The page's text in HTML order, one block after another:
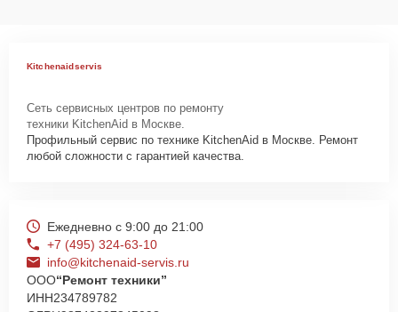
Kitchenaidservis
Сеть сервисных центров по ремонту
техники KitchenAid в Москве.
Профильный сервис по технике KitchenAid в Москве. Ремонт
любой сложности с гарантией качества.
Ежедневно с 9:00 до 21:00
+7 (495) 324-63-10
info@kitchenaid-servis.ru
ООО“Ремонт техники”
ИНН234789782